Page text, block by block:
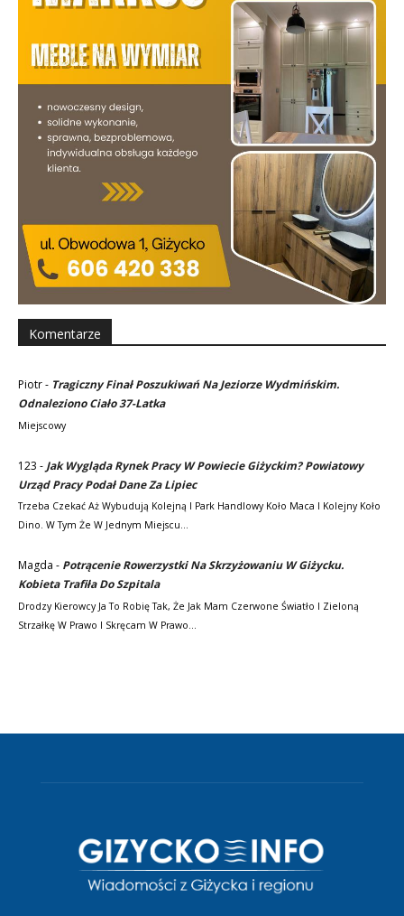
Komentarze
Piotr- Tragiczny Finał Poszukiwań Na Jeziorze Wydmińskim.
Odnaleziono Ciało 37-Latka
Miejscowy
123 - Jak Wygląda Rynek Pracy W Powiecie Giżyckim? Powiatowy
Urząd Pracy Podał Dane Za Lipiec
Trzeba Czekać Aż Wybudują Kolejną I Park Handlowy Koło Maca I Kolejny Koło
Dino. W Tym Że W Jednym Miejscu…
Magda - Potrącenie Rowerzystki Na Skrzyżowaniu W Giżycku.
Kobieta Trafiła Do Szpitala
Drodzy Kierowcy Ja To Robię Tak, Że Jak Mam Czerwone Światło I Zieloną
Strzałkę W Prawo I Skręcam W Prawo…